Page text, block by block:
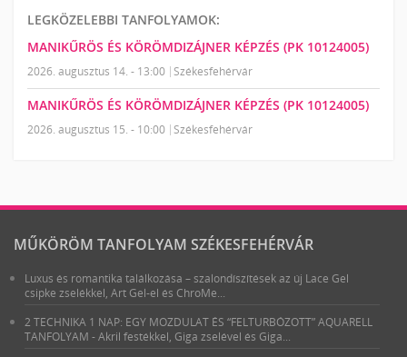
LEGKÖZELEBBI TANFOLYAMOK:
MANIKŰRÖS ÉS KÖRÖMDIZÁJNER KÉPZÉS (PK 10124005)
2026. augusztus 14. - 13:00 Székesfehérvár
MANIKŰRÖS ÉS KÖRÖMDIZÁJNER KÉPZÉS (PK 10124005)
2026. augusztus 15. - 10:00 Székesfehérvár
MŰKÖRÖM TANFOLYAM SZÉKESFEHÉRVÁR
Luxus és romantika találkozása – szalondíszítések az új Lace Gel
csipke zselékkel, Art Gel-el és ChroMe...
2 TECHNIKA 1 NAP: EGY MOZDULAT ÉS “FELTURBÓZOTT” AQUARELL
TANFOLYAM - Akril festékkel, Giga zselével és Giga...